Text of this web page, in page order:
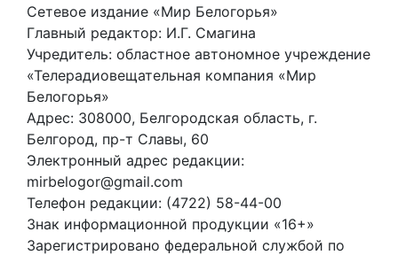
Сетевое издание «Мир Белогорья»
Главный редактор: И.Г. Смагина
Учредитель: областное автономное учреждение
«Телерадиовещательная компания «Мир
Белогорья»
Адрес: 308000, Белгородская область, г.
Белгород, пр-т Славы, 60
Электронный адрес редакции:
mirbelogor@gmail.com
Телефон редакции: (4722) 58-44-00
Знак информационной продукции «16+»
Зарегистрировано федеральной службой по